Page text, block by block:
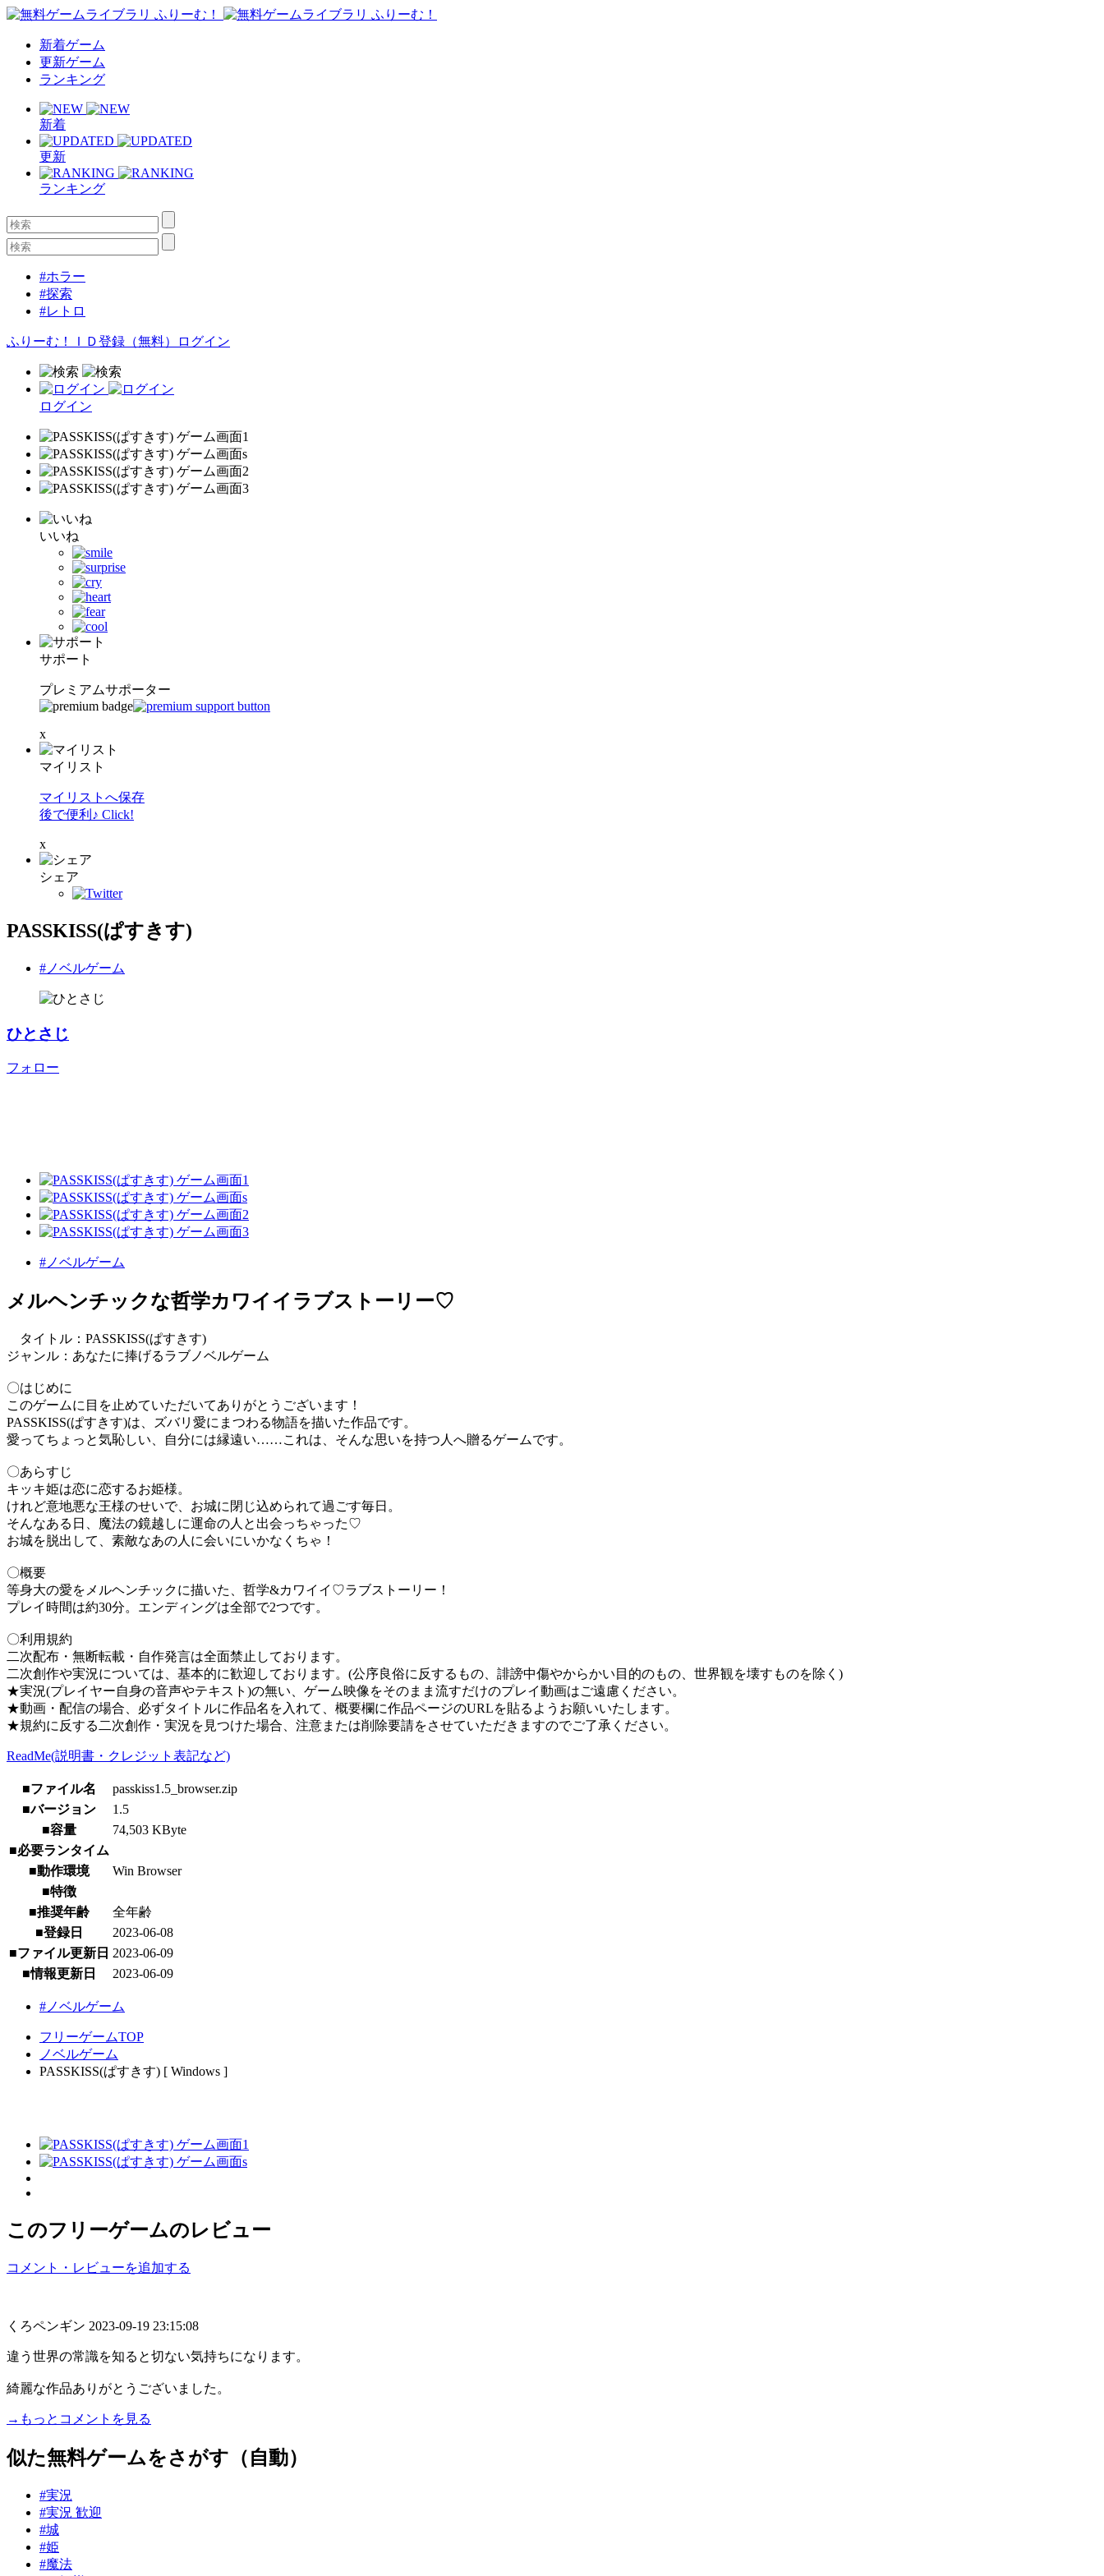
新着ゲーム
更新ゲーム
ランキング
新着
更新
ランキング
#ホラー
#探索
#レトロ
ふりーむ！ＩＤ登録（無料） ログイン
ログイン
いいね
サポート
プレミアムサポーター
x
マイリスト
マイリストへ保存
後で便利♪ Click!
x
シェア
PASSKISS(ぱすきす)
#ノベルゲーム
ひとさじ
フォロー
#ノベルゲーム
メルヘンチックな哲学カワイイラブストーリー♡
タイトル：PASSKISS(ぱすきす)
ジャンル：あなたに捧げるラブノベルゲーム
〇はじめに
このゲームに目を止めていただいてありがとうございます！
PASSKISS(ぱすきす)は、ズバリ愛にまつわる物語を描いた作品です。
愛ってちょっと気恥しい、自分には縁遠い……これは、そんな思いを持つ人へ贈るゲームです。
〇あらすじ
キッキ姫は恋に恋するお姫様。
けれど意地悪な王様のせいで、お城に閉じ込められて過ごす毎日。
そんなある日、魔法の鏡越しに運命の人と出会っちゃった♡
お城を脱出して、素敵なあの人に会いにいかなくちゃ！
〇概要
等身大の愛をメルヘンチックに描いた、哲学&カワイイ♡ラブストーリー！
プレイ時間は約30分。エンディングは全部で2つです。
〇利用規約
二次配布・無断転載・自作発言は全面禁止しております。
二次創作や実況については、基本的に歓迎しております。(公序良俗に反するもの、誹謗中傷やからかい目的のもの、世界観を壊すものを除く)
★実況(プレイヤー自身の音声やテキスト)の無い、ゲーム映像をそのまま流すだけのプレイ動画はご遠慮ください。
★動画・配信の場合、必ずタイトルに作品名を入れて、概要欄に作品ページのURLを貼るようお願いいたします。
★規約に反する二次創作・実況を見つけた場合、注意または削除要請をさせていただきますのでご了承ください。
ReadMe(説明書・クレジット表記など)
■ファイル名
passkiss1.5_browser.zip
■バージョン
1.5
■容量
74,503 KByte
■必要ランタイム
■動作環境
Win Browser
■特徴
■推奨年齢
全年齢
■登録日
2023-06-08
■ファイル更新日 2023-06-09
■情報更新日
2023-06-09
#ノベルゲーム
フリーゲームTOP
ノベルゲーム
PASSKISS(ぱすきす) [ Windows ]
このフリーゲームのレビュー
コメント・レビューを追加する
くろペンギン 2023-09-19 23:15:08
違う世界の常識を知ると切ない気持ちになります。
綺麗な作品ありがとうございました。
→もっとコメントを見る
似た無料ゲームをさがす（自動）
#実況
#実況 歓迎
#城
#姫
#魔法